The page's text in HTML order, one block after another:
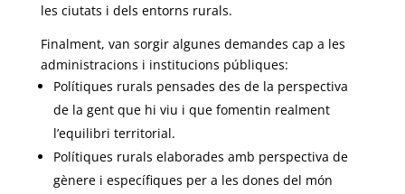
les ciutats i dels entorns rurals.
Finalment, van sorgir algunes demandes cap a les
administracions i institucions públiques:
Polítiques rurals pensades des de la perspectiva
de la gent que hi viu i que fomentin realment
l’equilibri territorial.
Polítiques rurals elaborades amb perspectiva de
gènere i específiques per a les dones del món